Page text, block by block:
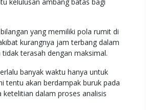
kelulusan ambang batas bagi
yang memiliki pola rumit di
kurangnya jam terbang dalam
terasah dengan maksimal.
banyak waktu hanya untuk
tentu akan berdampak buruk pada
dalam proses analisis